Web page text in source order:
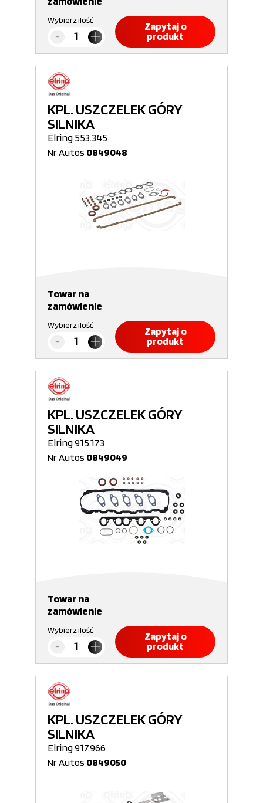
Wybierz ilość
Zapytaj o
produkt
KPL. USZCZELEK GÓRY
SILNIKA
Elring 553.345
Nr Autos 0849048
Towar na
zamówienie
Wybierz ilość
Zapytaj o
produkt
KPL. USZCZELEK GÓRY
SILNIKA
Elring 915.173
Nr Autos 0849049
Towar na
zamówienie
Wybierz ilość
Zapytaj o
produkt
KPL. USZCZELEK GÓRY
SILNIKA
Elring 917.966
Nr Autos 0849050